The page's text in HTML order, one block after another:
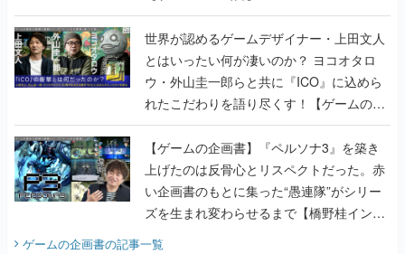
世界が認めるゲームデザイナー・上田文人
とはいったい何が凄いのか？ ヨコオタロ
ウ・外山圭一郎らと共に『ICO』に込めら
れたこだわりを語り尽くす！【ゲームの企
画書】
【ゲームの企画書】『ペルソナ3』を築き
上げたのは反骨心とリスペクトだった。赤
い企画書のもとに集った“愚連隊”がシリー
ズを生まれ変わらせるまで【橋野桂インタ
ビュー】
ゲームの企画書の記事一覧